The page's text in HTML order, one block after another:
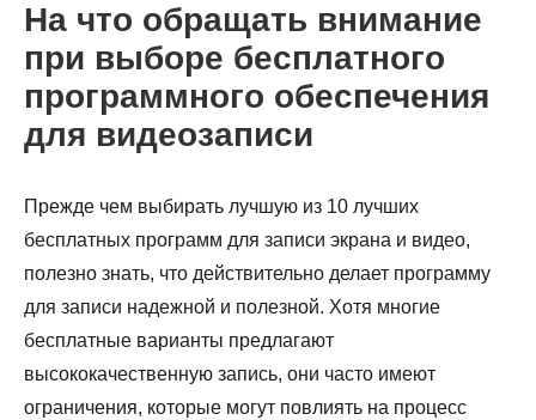
На что обращать внимание
при выборе бесплатного
программного обеспечения
для видеозаписи
Прежде чем выбирать лучшую из 10 лучших
бесплатных программ для записи экрана и видео,
полезно знать, что действительно делает программу
для записи надежной и полезной. Хотя многие
бесплатные варианты предлагают
высококачественную запись, они часто имеют
ограничения, которые могут повлиять на процесс